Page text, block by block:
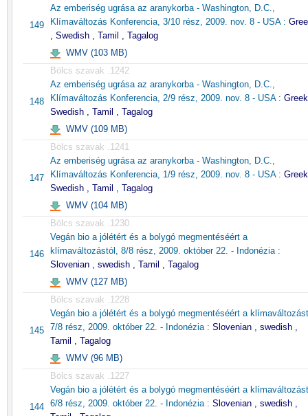
149
Az emberiség ugrása az aranykorba - Washington, D.C.,
Klímaváltozás Konferencia, 3/10 rész, 2009. nov. 8 - USA :
, Swedish , Tamil , Tagalog
WMV (103 MB)
148
Bölcs szavak .1242
Az emberiség ugrása az aranykorba - Washington, D.C.,
Klímaváltozás Konferencia, 2/9 rész, 2009. nov. 8 - USA :
Swedish , Tamil , Tagalog
WMV (109 MB)
147
Bölcs szavak .1241
Az emberiség ugrása az aranykorba - Washington, D.C.,
Klímaváltozás Konferencia, 1/9 rész, 2009. nov. 8 - USA :
Swedish , Tamil , Tagalog
WMV (104 MB)
146
Bölcs szavak .1230
Vegán bio a jólétért és a bolygó megmentéséért a
klímaváltozástól, 8/8 rész, 2009. október 22. - Indonézia :
Slovenian , swedish , Tamil , Tagalog
WMV (127 MB)
145
Bölcs szavak .1228
Vegán bio a jólétért és a bolygó megmentéséért a
7/8 rész, 2009. október 22. - Indonézia : Slovenian , swedish ,
Tamil , Tagalog
WMV (96 MB)
144
Bölcs szavak .1227
Vegán bio a jólétért és a bolygó megmentéséért a
6/8 rész, 2009. október 22. - Indonézia : Slovenian , swedish ,